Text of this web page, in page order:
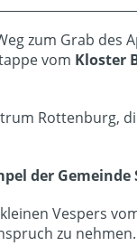
zum Grab des
vom Kloster
Rottenburg,
der Gemeinde
Vespers
zu nehmen.